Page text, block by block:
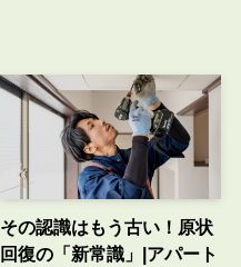
その認識はもう古い！原状
回復の「新常識」|アパート